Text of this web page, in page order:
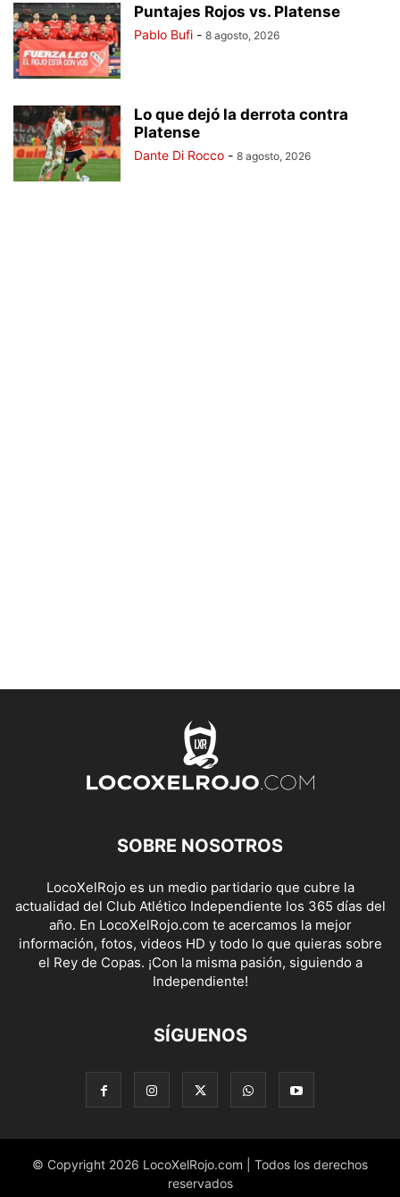
Puntajes Rojos vs. Platense
Pablo Bufi - 8 agosto, 2026
Lo que dejó la derrota contra
Platense
Dante Di Rocco - 8 agosto, 2026
SOBRE NOSOTROS
LocoXelRojo es un medio partidario que cubre la
actualidad del Club Atlético Independiente los 365 días del
año. En LocoXelRojo.com te acercamos la mejor
información, fotos, videos HD y todo lo que quieras sobre
el Rey de Copas. ¡Con la misma pasión, siguiendo a
Independiente!
SÍGUENOS
© Copyright 2026 LocoXelRojo.com | Todos los derechos
reservados